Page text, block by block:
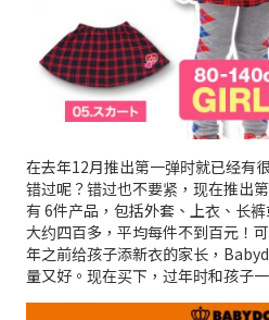
在去年12月推出第一弹时就已经有
错过呢？错过也不要紧，现在推出
有 6件产品，包括外套、上衣、长
大约四百多，平均每件不到百元！
年之前给孩子添新衣的家长，
量又好。现在买下，过年时和孩子